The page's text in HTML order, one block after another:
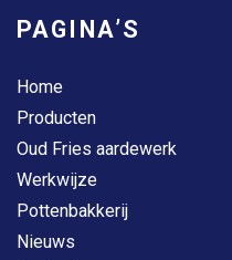
PAGINA’S
Home
Producten
Oud Fries aardewerk
Werkwijze
Pottenbakkerij
Nieuws